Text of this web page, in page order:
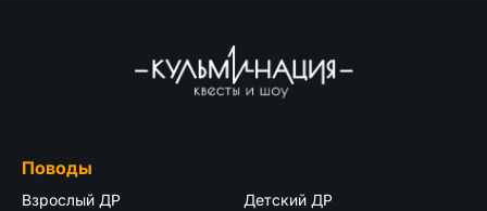
Поводы
Взрослый ДР
Детский ДР